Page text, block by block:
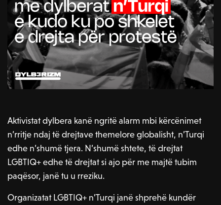
Aktivistat dylbera kanë ngritë alarm mbi kërcënimet
n’rritje ndaj të drejtave themelore globalisht, n’Turqi
edhe n’shumë tjera. N’shumë shtete, të drejtat
LGBTIQ+ edhe të drejtat si ajo për me majtë tubim
paqësor, janë tu u rreziku.
Organizatat LGBTIQ+ n’Turqi janë shprehë kundër